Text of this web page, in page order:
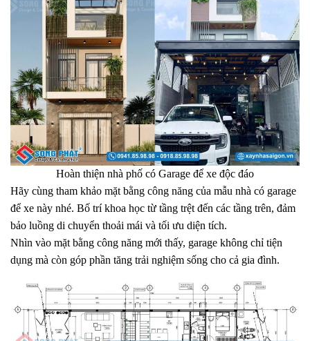
Hoàn thiện nhà phố có Garage để xe độc đáo
Hãy cùng tham khảo mặt bằng công năng của mẫu nhà có garage
để xe này nhé. Bố trí khoa học từ tầng trệt đến các tầng trên, đảm
bảo luồng di chuyển thoải mái và tối ưu diện tích.
Nhìn vào mặt bằng công năng mới thấy, garage không chỉ tiện
dụng mà còn góp phần tăng trải nghiệm sống cho cả gia đình.